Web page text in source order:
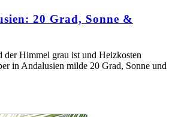
20 Grad, Sonne &
der Himmel grau ist und Heizkosten
in Andalusien milde 20 Grad, Sonne und